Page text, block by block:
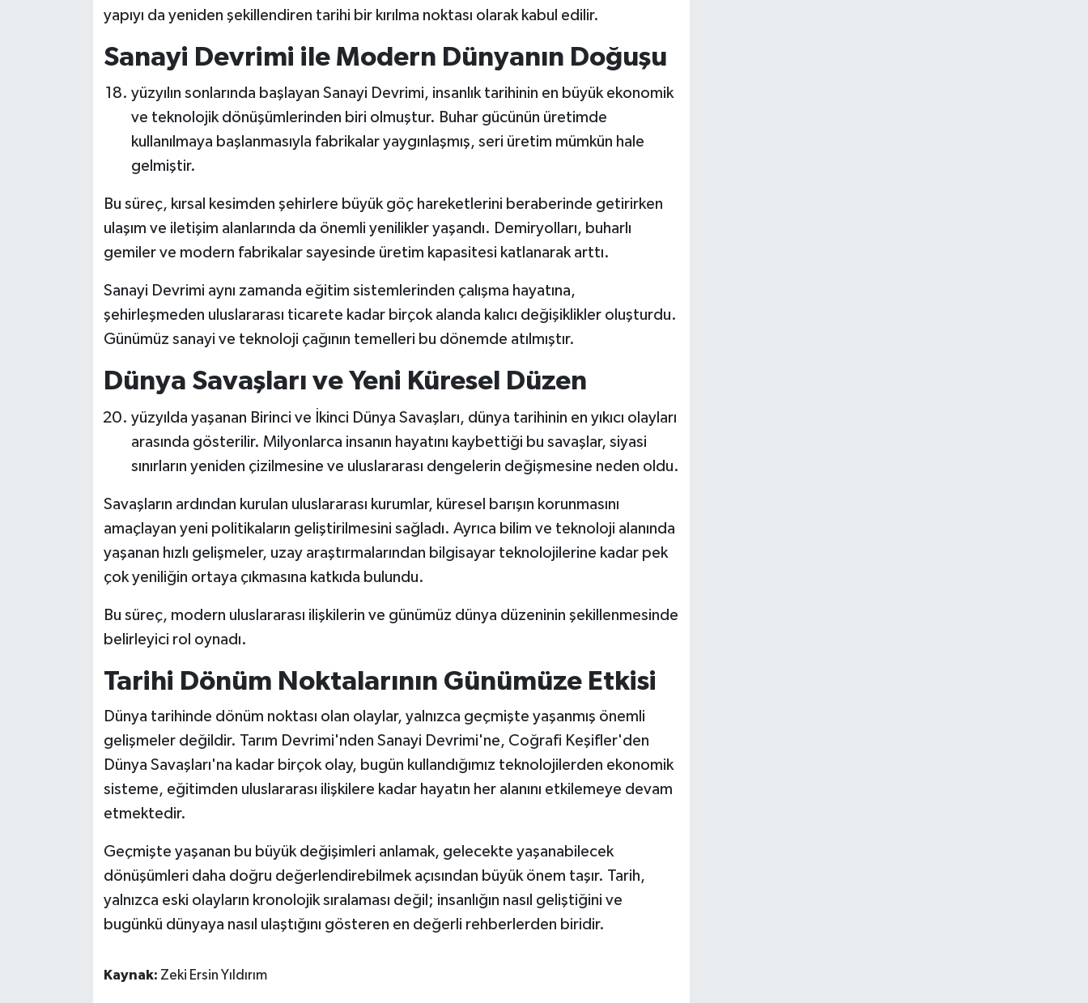
yapıyı da yeniden şekillendiren tarihi bir kırılma noktası olarak kabul edilir.
Sanayi Devrimi ile Modern Dünyanın Doğuşu
yüzyılın sonlarında başlayan Sanayi Devrimi, insanlık tarihinin en büyük ekonomik
ve teknolojik dönüşümlerinden biri olmuştur. Buhar gücünün üretimde
kullanılmaya başlanmasıyla fabrikalar yaygınlaşmış, seri üretim mümkün hale
gelmiştir.
Bu süreç, kırsal kesimden şehirlere büyük göç hareketlerini beraberinde getirirken
ulaşım ve iletişim alanlarında da önemli yenilikler yaşandı. Demiryolları, buharlı
gemiler ve modern fabrikalar sayesinde üretim kapasitesi katlanarak arttı.
Sanayi Devrimi aynı zamanda eğitim sistemlerinden çalışma hayatına,
şehirleşmeden uluslararası ticarete kadar birçok alanda kalıcı değişiklikler oluşturdu.
Günümüz sanayi ve teknoloji çağının temelleri bu dönemde atılmıştır.
Dünya Savaşları ve Yeni Küresel Düzen
yüzyılda yaşanan Birinci ve İkinci Dünya Savaşları, dünya tarihinin en yıkıcı olayları
arasında gösterilir. Milyonlarca insanın hayatını kaybettiği bu savaşlar, siyasi
sınırların yeniden çizilmesine ve uluslararası dengelerin değişmesine neden oldu.
Savaşların ardından kurulan uluslararası kurumlar, küresel barışın korunmasını
amaçlayan yeni politikaların geliştirilmesini sağladı. Ayrıca bilim ve teknoloji alanında
yaşanan hızlı gelişmeler, uzay araştırmalarından bilgisayar teknolojilerine kadar pek
çok yeniliğin ortaya çıkmasına katkıda bulundu.
Bu süreç, modern uluslararası ilişkilerin ve günümüz dünya düzeninin şekillenmesinde
belirleyici rol oynadı.
Tarihi Dönüm Noktalarının Günümüze Etkisi
Dünya tarihinde dönüm noktası olan olaylar, yalnızca geçmişte yaşanmış önemli
gelişmeler değildir. Tarım Devrimi'nden Sanayi Devrimi'ne, Coğrafi Keşifler'den
Dünya Savaşları'na kadar birçok olay, bugün kullandığımız teknolojilerden ekonomik
sisteme, eğitimden uluslararası ilişkilere kadar hayatın her alanını etkilemeye devam
etmektedir.
Geçmişte yaşanan bu büyük değişimleri anlamak, gelecekte yaşanabilecek
dönüşümleri daha doğru değerlendirebilmek açısından büyük önem taşır. Tarih,
yalnızca eski olayların kronolojik sıralaması değil; insanlığın nasıl geliştiğini ve
bugünkü dünyaya nasıl ulaştığını gösteren en değerli rehberlerden biridir.
Kaynak: Zeki Ersin Yıldırım